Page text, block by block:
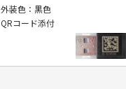
外装色：黒色
QRコード添付